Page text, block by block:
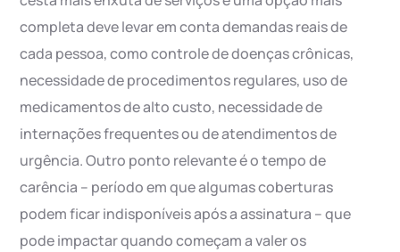
completa deve levar em conta demandas reais de
cada pessoa, como controle de doenças crônicas,
necessidade de procedimentos regulares, uso de
medicamentos de alto custo, necessidade de
internações frequentes ou de atendimentos de
urgência. Outro ponto relevante é o tempo de
carência – período em que algumas coberturas
podem ficar indisponíveis após a assinatura – que
pode impactar quando começam a valer os